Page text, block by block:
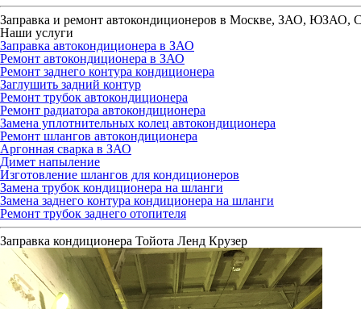
Заправка и ремонт автокондиционеров в Москве, ЗАО, ЮЗАО,
Наши услуги
Заправка автокондиционера в ЗАО
Ремонт автокондиционера в ЗАО
Ремонт заднего контура кондиционера
Заглушить задний контур
Ремонт трубок автокондиционера
Ремонт радиатора автокондиционера
Замена уплотнительных колец автокондиционера
Ремонт шлангов автокондиционера
Аргонная сварка в ЗАО
Димет напыление
Изготовление шлангов для кондиционеров
Замена трубок кондиционера на шланги
Замена заднего контура кондиционера на шланги
Ремонт трубок заднего отопителя
Заправка кондиционера Тойота Ленд Крузер